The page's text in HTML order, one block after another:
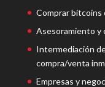
Comprar bitcoins
Asesoramiento y
Intermediación
compra/venta
Empresas y